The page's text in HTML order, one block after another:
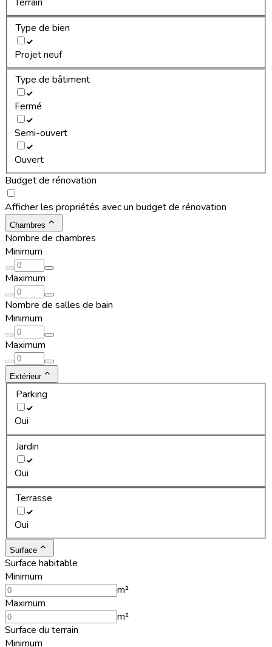
Type de bien
Projet neuf
Type de bâtiment
Fermé
Semi-ouvert
Ouvert
Budget de rénovation
Afficher les propriétés avec un budget de rénovation
Chambres
Nombre de chambres
Minimum
Maximum
Nombre de salles de bain
Minimum
Maximum
Extérieur
Parking
Oui
Jardin
Oui
Terrasse
Oui
Surface
Surface habitable
Minimum
m²
Maximum
m²
Surface du terrain
Minimum